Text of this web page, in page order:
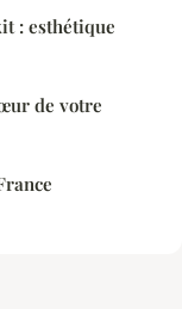
: esthétique
de votre